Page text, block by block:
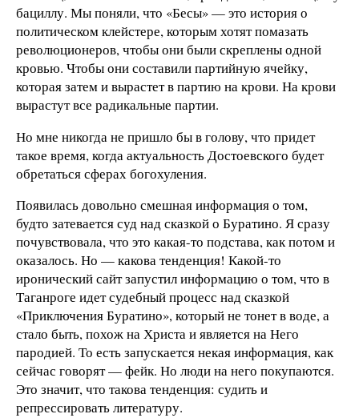
бациллу. Мы поняли, что «Бесы» — это история о
политическом клейстере, которым хотят помазать
революционеров, чтобы они были скреплены одной
кровью. Чтобы они составили партийную ячейку,
которая затем и вырастет в партию на крови. На крови
вырастут все радикальные партии.
Но мне никогда не пришло бы в голову, что придет
такое время, когда актуальность Достоевского будет
обретаться сферах богохуления.
Появилась довольно смешная информация о том,
будто затевается суд над сказкой о Буратино. Я сразу
почувствовала, что это какая-то подстава, как потом и
оказалось. Но — какова тенденция! Какой-то
иронический сайт запустил информацию о том, что в
Таганроге идет судебный процесс над сказкой
«Приключения Буратино», который не тонет в воде, а
стало быть, похож на Христа и является на Него
пародией. То есть запускается некая информация, как
сейчас говорят — фейк. Но люди на него покупаются.
Это значит, что такова тенденция: судить и
репрессировать литературу.